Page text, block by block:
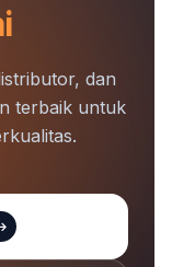
dan
terbaik untuk